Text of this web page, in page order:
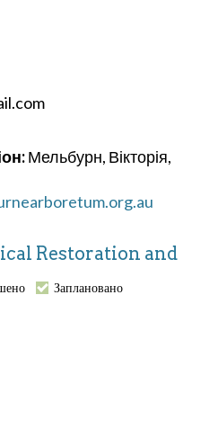
Мельбурн, Вікторія,
Restoration and
Заплановано